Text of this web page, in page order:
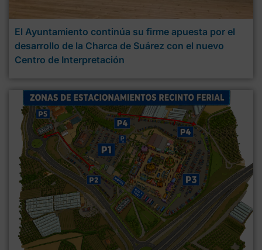
El Ayuntamiento continúa su firme apuesta por el
desarrollo de la Charca de Suárez con el nuevo
Centro de Interpretación